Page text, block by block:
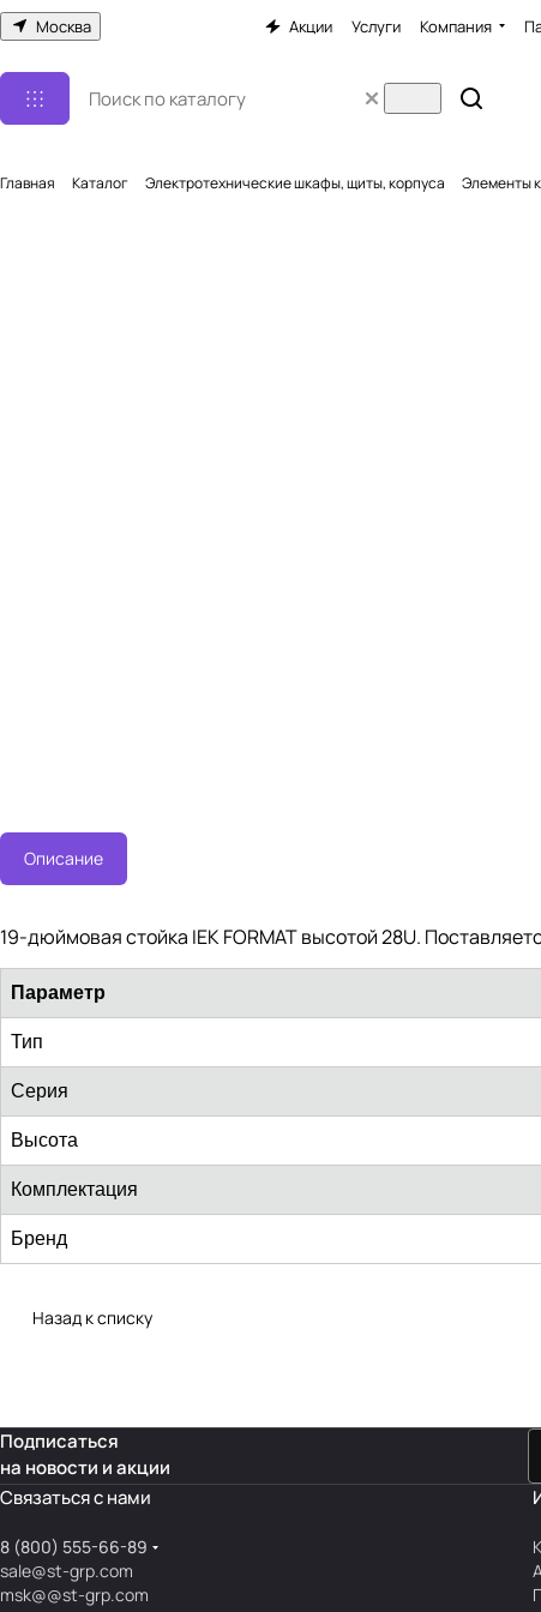
Москва Акции Услуги Компания
Главная Каталог Электротехнические шкафы, щиты, корпуса Элементы
Описание
19-дюймовая стойка IEK FORMAT высотой 28U.
Параметр
Тип
Серия
Высота
Комплектация
Бренд
Назад к списку
Подписаться
на новости и акции
Связаться с нами
8 (800) 555-66-89
sale@st-grp.com
msk@@st-grp.com